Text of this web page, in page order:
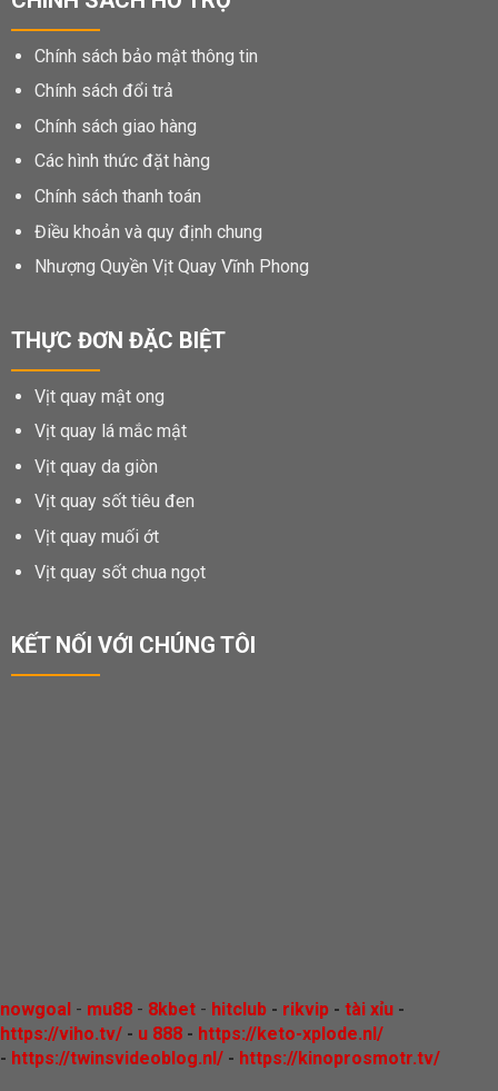
Chính sách bảo mật thông tin
Chính sách đổi trả
Chính sách giao hàng
Các hình thức đặt hàng
Chính sách thanh toán
Điều khoản và quy định chung
Nhượng Quyền Vịt Quay Vĩnh Phong
THỰC ĐƠN ĐẶC BIỆT
Vịt quay mật ong
Vịt quay lá mắc mật
Vịt quay da giòn
Vịt quay sốt tiêu đen
Vịt quay muối ớt
Vịt quay sốt chua ngọt
KẾT NỐI VỚI CHÚNG TÔI
nowgoal - mu88 - 8kbet - hitclub - rikvip - tài xỉu -
https://viho.tv/ - u 888 - https://keto-xplode.nl/
- https://twinsvideoblog.nl/ - https://kinoprosmotr.tv/